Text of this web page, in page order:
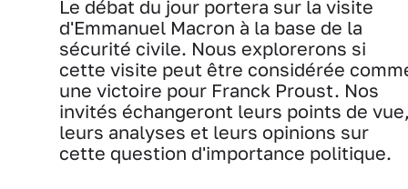
Le débat du jour portera sur la visite
d'Emmanuel Macron à la base de la
sécurité civile. Nous explorerons si
cette visite peut être considérée
une victoire pour Franck Proust. Nos
invités échangeront leurs points de
leurs analyses et leurs opinions sur
cette question d'importance politique.